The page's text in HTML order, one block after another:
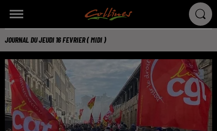
JOURNAL DU JEUDI 16 FEVRIER ( MIDI )